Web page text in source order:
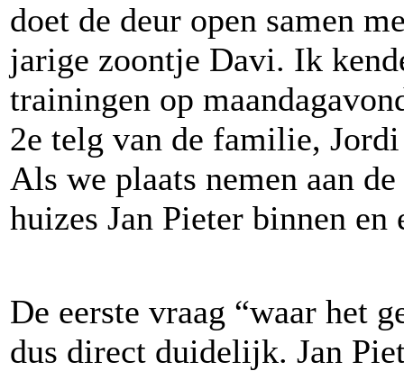
doet de deur open samen
jarige zoontje Davi. Ik
trainingen op
2e telg van de familie,
Als we plaats nemen aan
huizes Jan Pieter binnen
De eerste vraag “waar het
dus direct duidelijk. Jan